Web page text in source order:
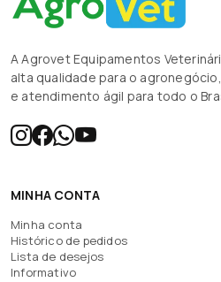
A Agrovet Equipamentos
alta qualidade para o
e atendimento ágil para todo o
MINHA CONTA
Minha conta
Histórico de pedidos
Lista de desejos
Informativo